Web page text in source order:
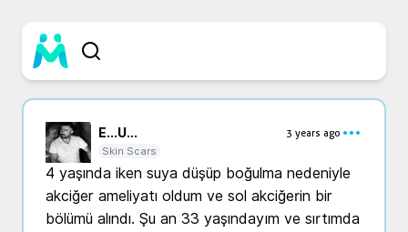
E...U...
3 years ago
Skin Scars
4 yaşında iken suya düşüp boğulma nedeniyle
akciğer ameliyatı oldum ve sol akciğerin bir
bölümü alındı. Şu an 33 yaşındayım ve sırtımda